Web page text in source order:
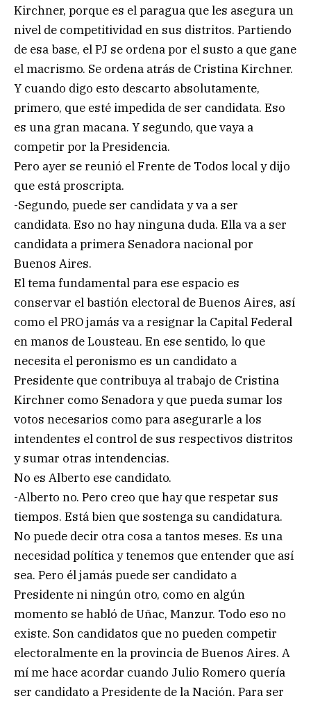
Kirchner, porque es el paragua que les asegura un
nivel de competitividad en sus distritos. Partiendo
de esa base, el PJ se ordena por el susto a que gane
el macrismo. Se ordena atrás de Cristina Kirchner.
Y cuando digo esto descarto absolutamente,
primero, que esté impedida de ser candidata. Eso
es una gran macana. Y segundo, que vaya a
competir por la Presidencia.
Pero ayer se reunió el Frente de Todos local y dijo
que está proscripta.
-Segundo, puede ser candidata y va a ser
candidata. Eso no hay ninguna duda. Ella va a ser
candidata a primera Senadora nacional por
Buenos Aires.
El tema fundamental para ese espacio es
conservar el bastión electoral de Buenos Aires, así
como el PRO jamás va a resignar la Capital Federal
en manos de Lousteau. En ese sentido, lo que
necesita el peronismo es un candidato a
Presidente que contribuya al trabajo de Cristina
Kirchner como Senadora y que pueda sumar los
votos necesarios como para asegurarle a los
intendentes el control de sus respectivos distritos
y sumar otras intendencias.
No es Alberto ese candidato.
-Alberto no. Pero creo que hay que respetar sus
tiempos. Está bien que sostenga su candidatura.
No puede decir otra cosa a tantos meses. Es una
necesidad política y tenemos que entender que así
sea. Pero él jamás puede ser candidato a
Presidente ni ningún otro, como en algún
momento se habló de Uñac, Manzur. Todo eso no
existe. Son candidatos que no pueden competir
electoralmente en la provincia de Buenos Aires. A
mí me hace acordar cuando Julio Romero quería
ser candidato a Presidente de la Nación. Para ser